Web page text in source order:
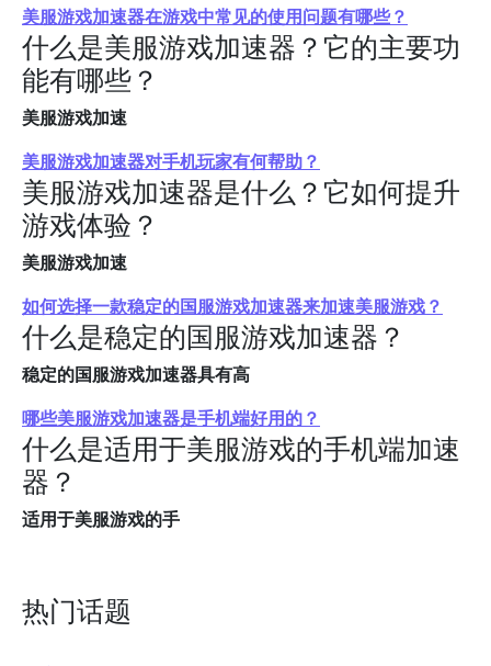
美服游戏加速器在游戏中常见的使用问题有哪些？
什么是美服游戏加速器？它的主要功
能有哪些？
美服游戏加速
美服游戏加速器对手机玩家有何帮助？
美服游戏加速器是什么？它如何提升
游戏体验？
美服游戏加速
如何选择一款稳定的国服游戏加速器来加速美服游戏？
什么是稳定的国服游戏加速器？
稳定的国服游戏加速器具有高
哪些美服游戏加速器是手机端好用的？
什么是适用于美服游戏的手机端加速
器？
适用于美服游戏的手
热门话题